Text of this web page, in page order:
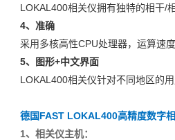
LOKAL400相关仪拥有独特的相干/
4、准确
采用多核高性CPU处理器，运算速
5、图形+中文界面
LOKAL400相关仪针对不同地区的
德国FAST LOKAL400高精度数字
1、相关仪主机：